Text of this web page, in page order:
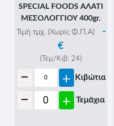
SPECIAL FOODS ΑΛΑΤΙ
ΜΕΣΟΛΟΓΓΙΟΥ 400gr.
Τιμή τμχ. (Χωρίς Φ.Π.Α)
-
€
(Τεμ/Κιβ: 24)
- + Κιβώτια
- + Τεμάχια